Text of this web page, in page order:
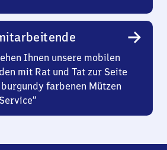
Ihnen unsere mobilen
mit Rat und Tat zur Seite
farbenen Mützen